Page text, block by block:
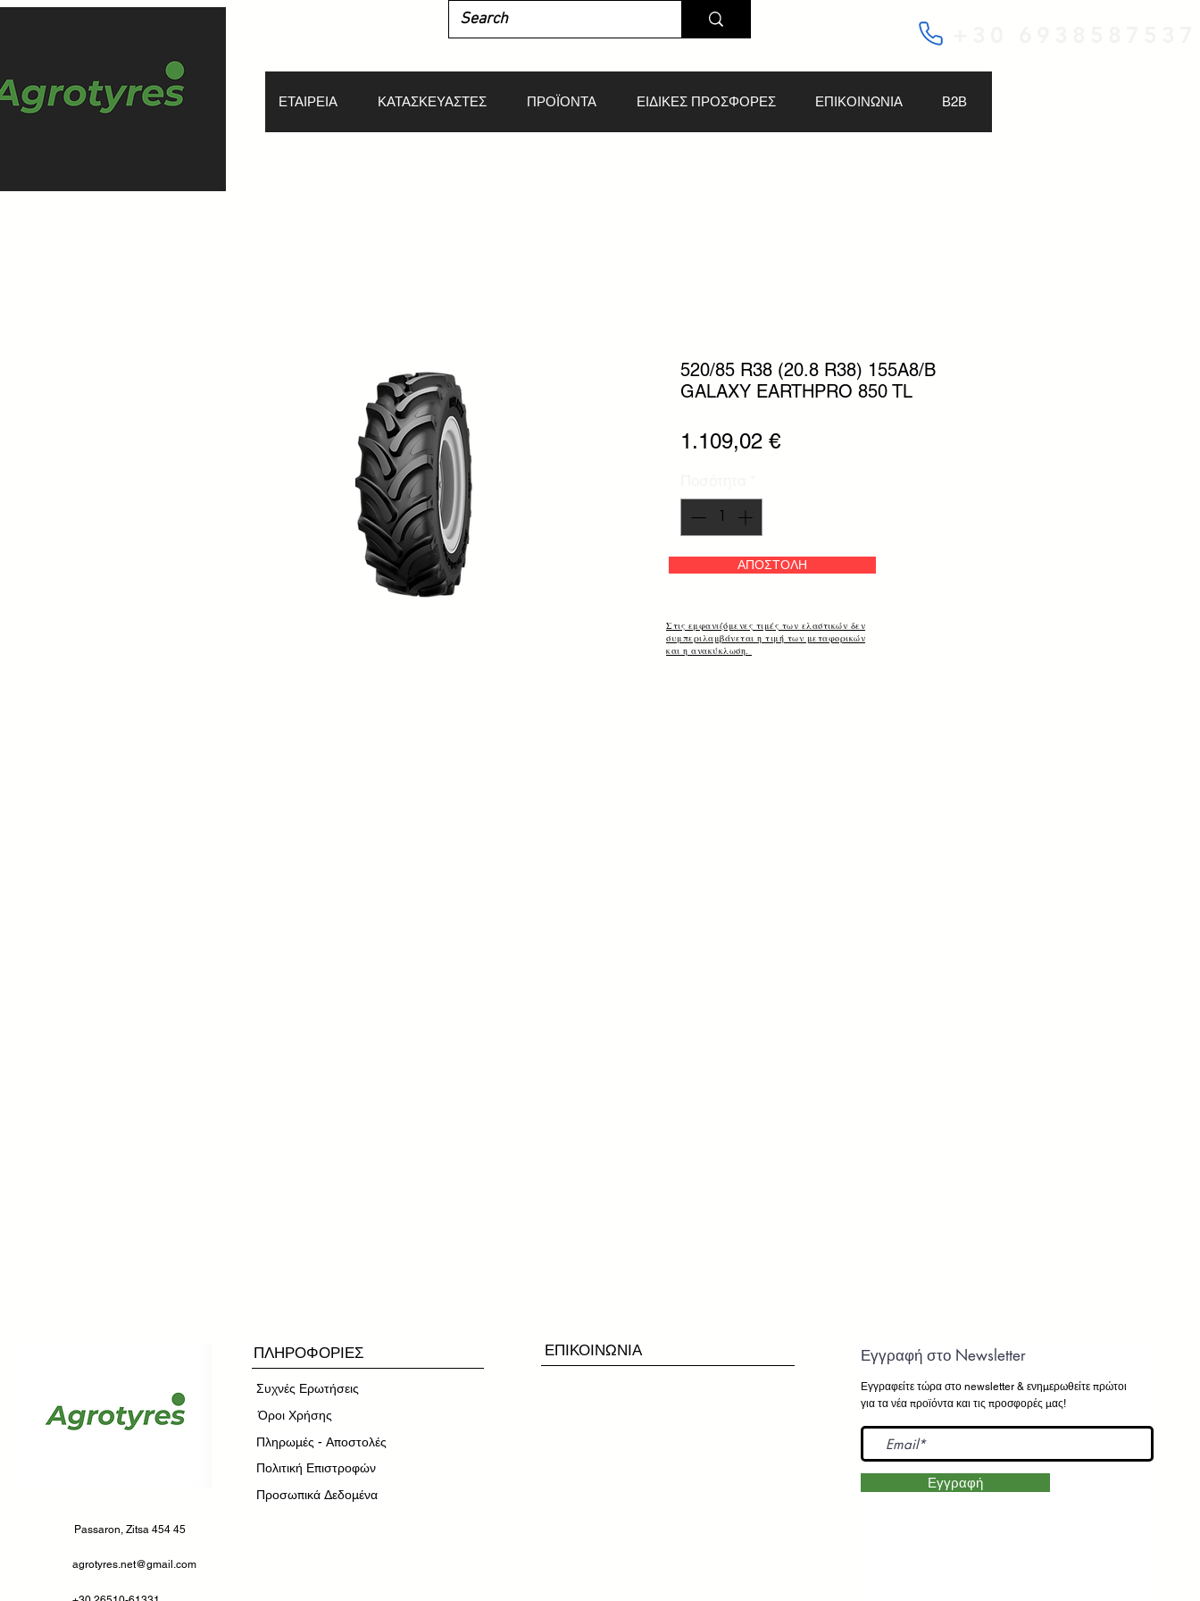
ΕΤΑΙΡΕΙΑ ΚΑΤΑΣΚΕΥΑΣΤΕΣ ΠΡΟΪΟΝΤΑ ΕΙΔΙΚΕΣ ΠΡΟΣΦΟΡΕΣ ΕΠΙΚΟΙΝΩΝΙΑ Β2Β
520/85 R38 (20.8 R38) 155A8/B
GALAXY EARTHPRO 850 TL
1.109,02 €Τιμή
ΑΠΟΣΤΟΛΗ
Στις εμφανιζόμενες τιμές των ελαστικών δεν
συμπεριλαμβάνεται η τιμή των μεταφορικών
και η ανακύκλωση.
ΠΛΗΡΟΦΟΡΙΕΣ
Συχνές Ερωτήσεις
​Όροι Χρήσης
Πληρωμές - Αποστολές
Πολιτική Επιστροφών
Προσωπικά Δεδομένα
Passaron, Zitsa 454 45
agrotyres.net@gmail.com
ΕΠΙΚΟΙΝΩΝΙΑ Εγγραφή στο Newsletter
Εγγραφείτε τώρα στο newsletter & ενημερωθείτε πρώτοι
για τα νέα προϊόντα και τις προσφορές μας!
Εγγραφή